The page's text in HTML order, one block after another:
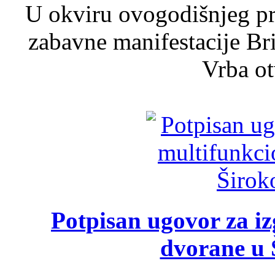
U okviru ovogodišnjeg
zabavne manifestacije
Vrba
Potpisan ugovor za
dvorane u